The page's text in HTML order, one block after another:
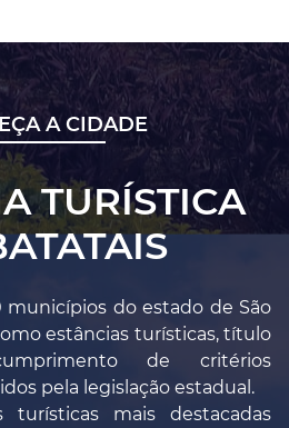
A CIDADE
TURÍSTICA
municípios do estado de São
estâncias turísticas, título
de critérios
pela legislação estadual.
turísticas mais destacadas